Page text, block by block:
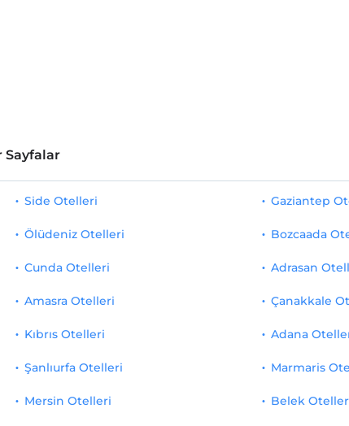
Sayfalar
Side Otelleri
Ölüdeniz Otelleri
Cunda Otelleri
Amasra Otelleri
Kıbrıs Otelleri
Gaziantep
Bozcaada
Adrasan
Çanakkale
Adana
Şanlıurfa Otelleri
Mersin Otelleri
Marmaris
Belek